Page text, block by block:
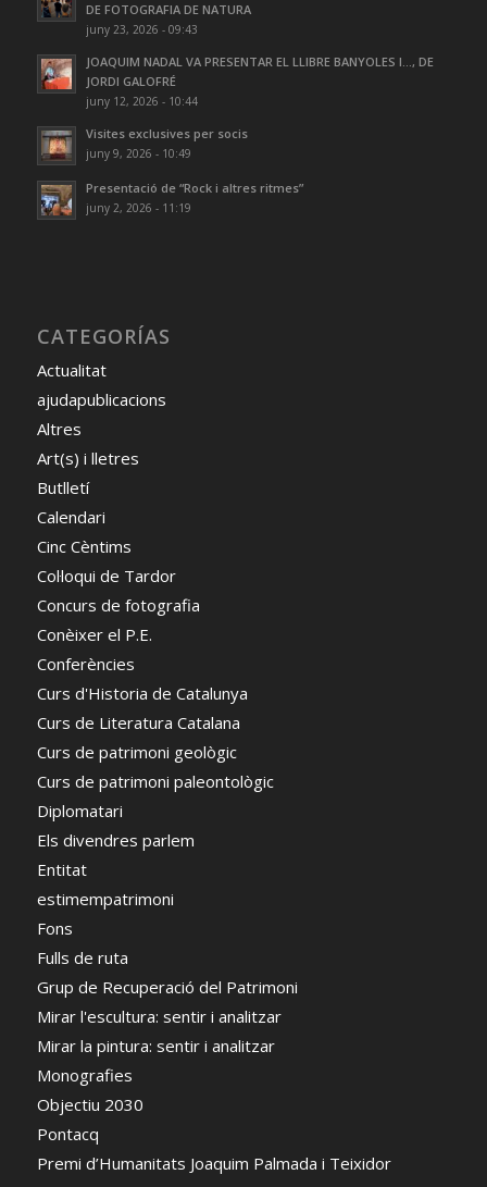
DE FOTOGRAFIA DE NATURA
juny 23, 2026 - 09:43
JOAQUIM NADAL VA PRESENTAR EL LLIBRE BANYOLES I…, DE
JORDI GALOFRÉ
juny 12, 2026 - 10:44
Visites exclusives per socis
juny 9, 2026 - 10:49
Presentació de “Rock i altres ritmes”
juny 2, 2026 - 11:19
CATEGORÍAS
Actualitat
ajudapublicacions
Altres
Art(s) i lletres
Butlletí
Calendari
Cinc Cèntims
Col·loqui de Tardor
Concurs de fotografia
Conèixer el P.E.
Conferències
Curs d'Historia de Catalunya
Curs de Literatura Catalana
Curs de patrimoni geològic
Curs de patrimoni paleontològic
Diplomatari
Els divendres parlem
Entitat
estimempatrimoni
Fons
Fulls de ruta
Grup de Recuperació del Patrimoni
Mirar l'escultura: sentir i analitzar
Mirar la pintura: sentir i analitzar
Monografies
Objectiu 2030
Pontacq
Premi d’Humanitats Joaquim Palmada i Teixidor